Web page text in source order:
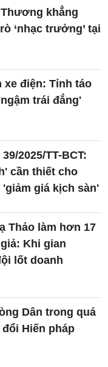
khẳng
‘nhạc trưởng’ tại
xe điện: Tỉnh táo
trái đắng'
2025/TT-BCT:
cần thiết cho
'giảm giá kịch sàn'
Thảo làm hơn 17
Khi gian
lốt doanh
Dân trong quá
Hiến pháp